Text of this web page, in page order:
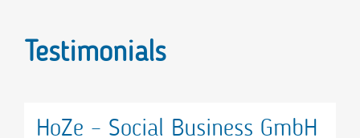
Testimonials
HoZe – Social Business GmbH